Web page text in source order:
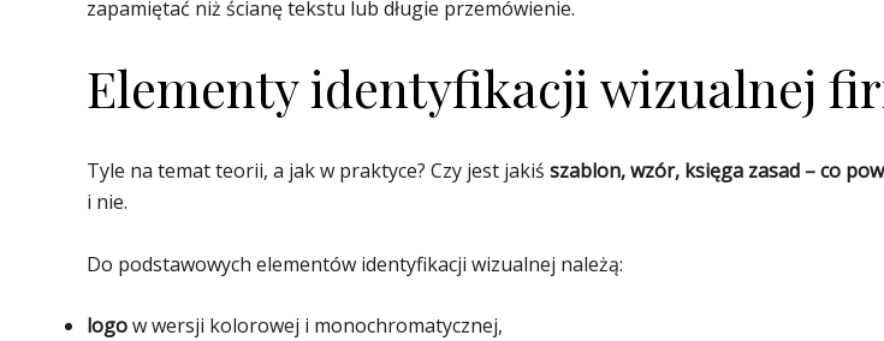
zapamiętać niż ścianę tekstu lub długie przemówienie.
Elementy identyfikacji wizualnej
Tyle na temat teorii, a jak w praktyce? Czy jest jakiś szablon, wzór, księga zasad – co
i nie.
Do podstawowych elementów identyfikacji wizualnej należą:
logow wersji kolorowej i monochromatycznej,